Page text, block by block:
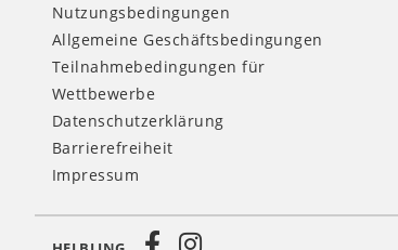
Nutzungsbedingungen
Allgemeine Geschäftsbedingungen
Teilnahmebedingungen für
Wettbewerbe
Datenschutzerklärung
Barrierefreiheit
Impressum